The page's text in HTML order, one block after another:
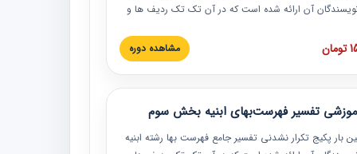
نویسندگان آن ارائه شده است که در آن تک تک ردیف ها و
و به همراه تصاویر عملیات اجرایی مرتبط با ردیف های
بها ارائه شده است. این دوره با کلام مهندس
مدیر پروژه مهندسی مشاور در امر بازنگری فهرست
حال فعالیت هستند حتما توصیه می کنیم از مطالب این
نمایند.
مشاهده دوره
تفسیر فهرست‌بهای ابنیه بخش سوم
بار پکیج تکرار نشدنی تفسیر جامع فهرست بها رشته ابنیه